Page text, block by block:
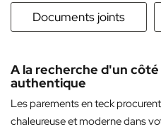
Documents joints
A la recherche d'un
authentique
Les parements en teck
chaleureuse et moderne dans